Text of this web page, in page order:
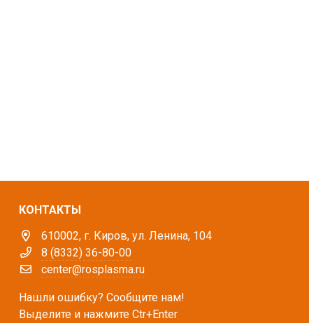
КОНТАКТЫ
610002, г. Киров, ул. Ленина, 104
8 (8332) 36-80-00
center@rosplasma.ru
Нашли ошибку? Сообщите нам!
Выделите и нажмите Ctr+Enter